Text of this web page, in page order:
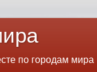
по городам мира